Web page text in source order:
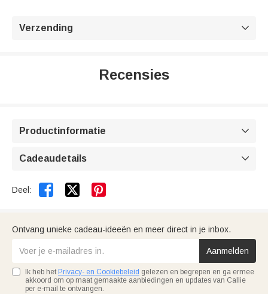
Verzending 
Recensies
Productinformatie 
Cadeaudetails 
Deel:  
Ontvang unieke cadeau-ideeën en meer direct in je inbox.
Aanmelden
Ik heb het Privacy- en Cookiebeleid gelezen en begrepen en ga ermee
akkoord om op maat gemaakte aanbiedingen en updates van Callie
per e-mail te ontvangen.